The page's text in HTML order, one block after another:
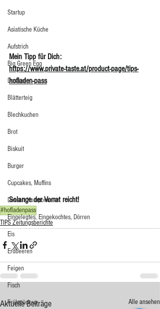
Startup
Asiatische Küche
Aufstrich
Big Green Egg
Dessert
Blätterteig
Blechkuchen
Brot
Biskuit
Burger
Cupcakes, Muffins
Dessert Komponenten
Eingelegtes, Eingekochtes, Dörren
Eis
Erdbeeren
Feigen
Fisch
Frühstücken
Mein Tipp für Dich:
https://www.private-taste.at/product-page/tips-
hofladen-pass
Solange der Vorrat reicht!
#hofladenpass
TIPS Zeitungsberichte
Aktuelle Beiträge Alle ansehen